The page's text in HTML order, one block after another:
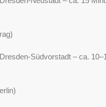
Südvorstadt – ca.